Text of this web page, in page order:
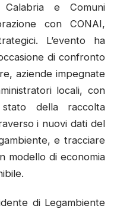
Calabria e Comuni
con CONAI,
L’evento ha
di confronto
aziende impegnate
locali, con
della raccolta
i nuovi dati del
e tracciare
modello di economia
di Legambiente